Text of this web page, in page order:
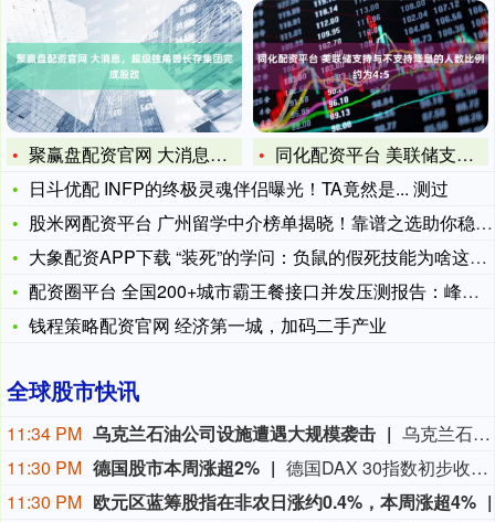
聚赢盘配资官网 大消息，超级独角兽长存集团完成股改
同化配资平台 美联储支持与不支持降息的人数比例约为4:5
日斗优配 INFP的终极灵魂伴侣曝光！TA竟然是... 测过
股米网配资平台 广州留学中介榜单揭晓！靠谱之选助你稳踏海外征
大象配资APP下载 “装死”的学问：负鼠的假死技能为啥这么厉
配资圈平台 全国200+城市霸王餐接口并发压测报告：峰值QP
钱程策略配资官网 经济第一城，加码二手产业
全球股市快讯
11:34 PM 乌克兰石油公司设施遭遇大规模袭击
乌克兰石油天然气公司7日说，该公司旗下乌克兰石油公司遭遇了近几个月来最大规模的袭击。乌克兰石油天然气公司在官网发布消息说，俄方过去一晚袭击了乌克兰石油公司7处石油和天然气生产设施，导致公司关键生产设备受损、油气产量大幅下降。袭击未造成人员伤亡。（新华社）
11:30 PM 德国股市本周涨超2%
德国DAX 30指数初步收涨0.87%，报26368.48点，本周累计上涨大约2.8%。法国股指初步收涨0.38%，意大利股指初步收涨0.11%、银行指数跌0.17%，英国股指初步收涨0.44%。
11:30 PM 欧元区蓝筹股指在非农日涨约0.4%，本周涨超4%